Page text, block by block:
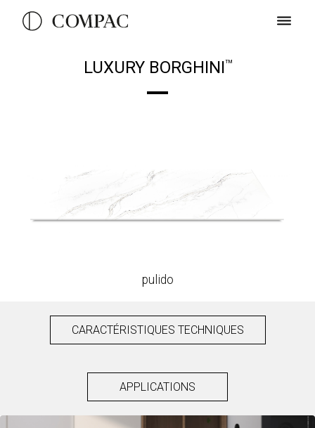
LUXURY BORGHINITM
pulido
CARACTÉRISTIQUES TECHNIQUES
APPLICATIONS